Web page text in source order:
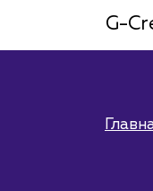
G-